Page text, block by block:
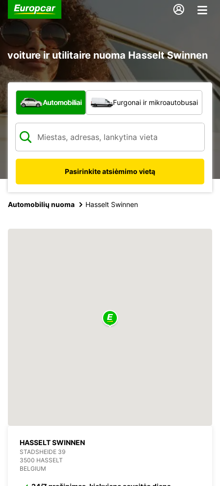
voiture ir utilitaire nuoma Hasselt Swinnen
Kokio tipo automobilis?
Automobiliai Furgonai ir mikroautobusai
Pasirinkite atsiėmimo vietą
Automobilių nuoma Hasselt Swinnen
HASSELT SWINNEN
STADSHEIDE 39
3500 HASSELT
BELGIUM